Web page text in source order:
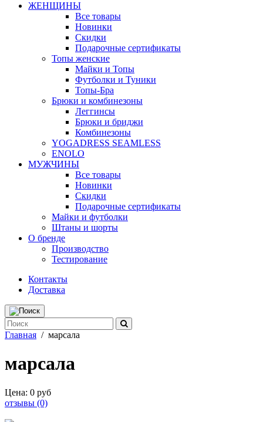
ЖЕНЩИНЫ
Все товары
Новинки
Скидки
Подарочные сертификаты
Топы женские
Майки и Топы
Футболки и Туники
Топы-Бра
Брюки и комбинезоны
Леггинсы
Брюки и бриджи
Комбинезоны
YOGADRESS SEAMLESS
ENOLO
МУЖЧИНЫ
Все товары
Новинки
Скидки
Подарочные сертификаты
Майки и футболки
Штаны и шорты
О бренде
Производство
Тестирование
Контакты
Доставка
Главная / марсала
марсала
Цена: 0 руб
отзывы (0)